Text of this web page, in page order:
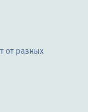
от разных